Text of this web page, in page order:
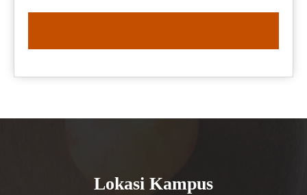
Lokasi Kampus